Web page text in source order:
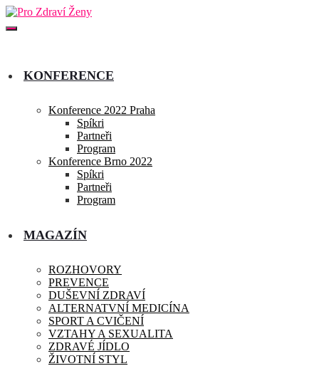
KONFERENCE
Konference 2022 Praha
Spíkri
Partneři
Program
Konference Brno 2022
Spíkri
Partneři
Program
MAGAZÍN
ROZHOVORY
PREVENCE
DUŠEVNÍ ZDRAVÍ
ALTERNATVNÍ MEDICÍNA
SPORT A CVIČENÍ
VZTAHY A SEXUALITA
ZDRAVÉ JÍDLO
ŽIVOTNÍ STYL